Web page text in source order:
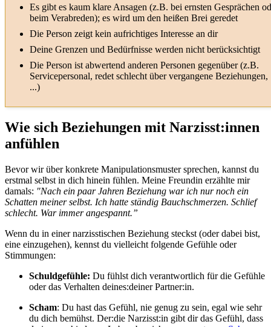
Es gibt es kaum klare Ansagen (z.B. bei ernsten Gesprächen
beim Verabreden); es wird um den heißen Brei geredet
Die Person zeigt kein aufrichtiges Interesse an dir
Deine Grenzen und Bedürfnisse werden nicht berücksichtigt
Die Person ist abwertend anderen Personen gegenüber (z.B.
Servicepersonal, redet schlecht über vergangene Beziehungen,
...)
Wie sich Beziehungen mit Narzisst:innen
anfühlen
Bevor wir über konkrete Manipulationsmuster sprechen, kannst du
erstmal selbst in dich hinein fühlen. Meine Freundin erzählte mir
damals: "Nach ein paar Jahren Beziehung war ich nur noch ein
Schatten meiner selbst. Ich hatte ständig Bauchschmerzen. Schlief
schlecht. War immer angespannt.”
Wenn du in einer narzisstischen Beziehung steckst (oder dabei bist,
eine einzugehen), kennst du vielleicht folgende Gefühle oder
Stimmungen:
Schuldgefühle: Du fühlst dich verantwortlich für die Gefühle
oder das Verhalten deines:deiner Partner:in.
Scham: Du hast das Gefühl, nie genug zu sein, egal wie sehr
du dich bemühst. Der:die Narzisst:in gibt dir das Gefühl, dass